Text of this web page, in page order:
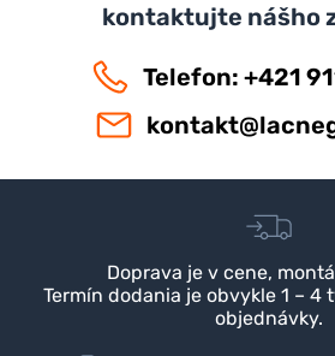
kontaktujte nášho
Telefon: +421
Doprava je v cene,
Termín dodania je obvykle 1 – 4
objednávky.